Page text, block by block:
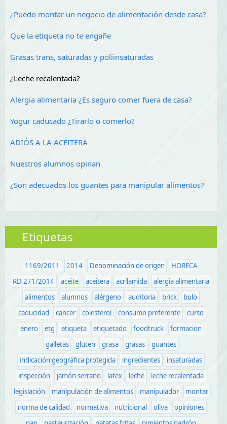
¿Puedo montar un negocio de alimentación desde casa?
Que la etiqueta no te engañe
Grasas trans, saturadas y poliinsaturadas
¿Leche recalentada?
Alergia alimentaria ¿Es seguro comer fuera de casa?
Yogur caducado ¿Tirarlo o comerlo?
ADIÓS A LA ACEITERA
Nuestros alumnos opinan
¿Son adecuados los guantes para manipular alimentos?
Etiquetas
1169/2011 2014 Denominación de origen
HORECA
RD 271/2014
aceite aceitera acrilamida
alergia alimentaria
alimentos
alumnos alérgeno auditoria brick
bulo
caducidad
cancer colesterol consumo preferente
curso
enero
etg etiqueta etiquetado foodtruck
formacion
galletas
gluten grasa grasas
guantes
indicación geográfica protegida
ingredientes
insaturadas
inspección
jamón serrano latex leche
leche recalentada
legislación
manipulación de alimentos manipulador
montar
norma de calidad
normativa nutricional oliva
opiniones